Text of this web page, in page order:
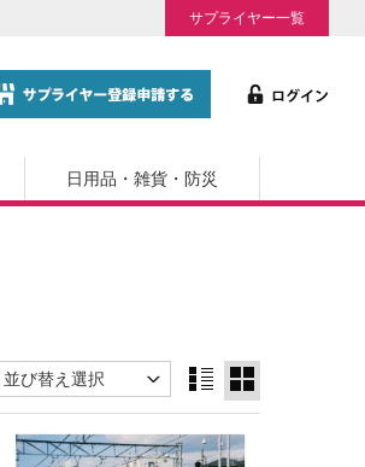
サプライヤー一覧
日用品・雑貨・防災